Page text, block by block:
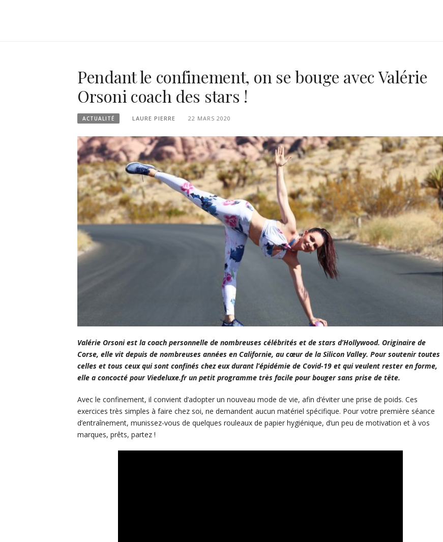
Pendant le confinement, on se bouge avec Valérie
Orsoni coach des stars !
ACTUALITÉ LAURE PIERRE 22 MARS 2020
Valérie Orsoni est la coach personnelle de nombreuses célébrités et de stars d’Hollywood. Originaire de
Corse, elle vit depuis de nombreuses années en Californie, au cœur de la Silicon Valley. Pour soutenir toutes
celles et tous ceux qui sont confinés chez eux durant l’épidémie de Covid-19 et qui veulent rester en forme,
elle a concocté pour Viedeluxe.fr un petit programme très facile pour bouger sans prise de tête.
Avec le confinement, il convient d’adopter un nouveau mode de vie, afin d’éviter une prise de poids. Ces
exercices très simples à faire chez soi, ne demandent aucun matériel spécifique. Pour votre première séance
d’entraînement, munissez-vous de quelques rouleaux de papier hygiénique, d’un peu de motivation et à vos
marques, prêts, partez !